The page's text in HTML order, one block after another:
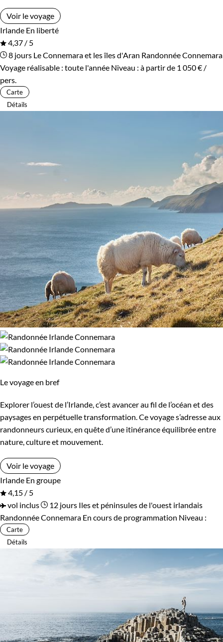
Voir le voyage
Irlande En liberté
4,37 / 5
8 jours Le Connemara et les îles d'Aran Randonnée Connemara
Voyage réalisable : toute l'année Niveau : à partir de 1 050 € /
pers.
Carte
Détails
Le voyage en bref
Explorer l’ouest de l’Irlande, c’est avancer au fil de l’océan et des
paysages en perpétuelle transformation. Ce voyage s’adresse aux
randonneurs curieux, en quête d’une itinérance équilibrée entre
nature, culture et mouvement.
Voir le voyage
Irlande En groupe
4,15 / 5
vol inclus
12 jours Iles et péninsules de l'ouest irlandais
Randonnée Connemara En cours de programmation Niveau :
Carte
Détails